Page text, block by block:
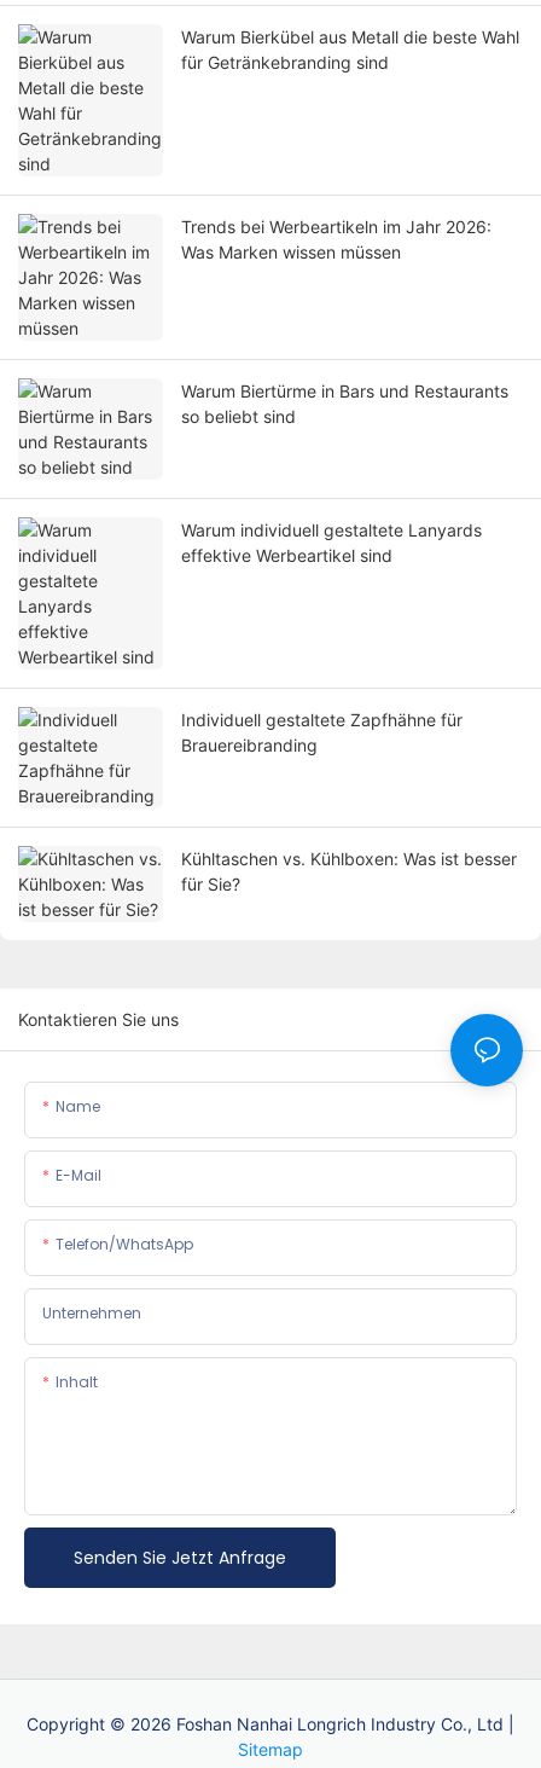
Warum Bierkübel aus Metall die beste Wahl
für Getränkebranding sind
Trends bei Werbeartikeln im Jahr 2026:
Was Marken wissen müssen
Warum Biertürme in Bars und Restaurants
so beliebt sind
Warum individuell gestaltete Lanyards
effektive Werbeartikel sind
Individuell gestaltete Zapfhähne für
Brauereibranding
Kühltaschen vs. Kühlboxen: Was ist besser
für Sie?
Kontaktieren Sie uns
Name
E-Mail
Telefon/WhatsApp
Unternehmen
Inhalt
Senden Sie Jetzt Anfrage
Copyright © 2026 Foshan Nanhai Longrich Industry Co., Ltd |
Sitemap